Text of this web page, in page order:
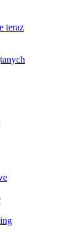
teraz